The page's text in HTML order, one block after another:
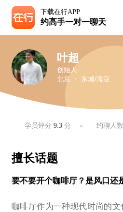
下载在行APP
约高手一对一聊天
叶超
创始人
北京 ・ 东城/海淀
学员评分 9.3分 约聊人数
擅长话题
要不要开个咖啡厅？是风口还
咖啡厅作为一种现代时尚的